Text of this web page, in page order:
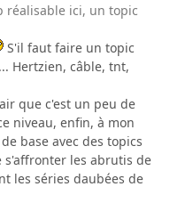
réalisable ici, un topic
S'il faut faire un topic
Hertzien, câble, tnt,
que c'est un peu de
niveau, enfin, à mon
base avec des topics
les abrutis de
les séries daubées de